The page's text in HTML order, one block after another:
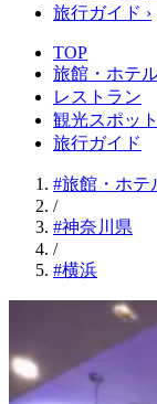
旅行ガイド ›
TOP
旅館・ホテ
レストラン
観光スポット
旅行ガイド
#旅館・ホテ
/
#神奈川県
/
#横浜